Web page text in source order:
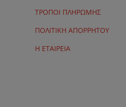
ΤΡΟΠΟΙ ΠΛΗΡΩΜΗΣ
ΠΟΛΙΤΙΚΗ ΑΠΟΡΡΗΤΟΥ
Η ΕΤΑΙΡΕΙΑ